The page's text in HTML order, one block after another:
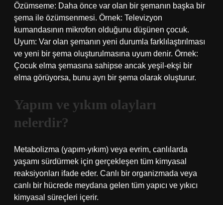
Özümseme: Daha önce var olan bir şemanın başka bir
şema ile özümsenmesi. Örnek: Televizyon
kumandasının mikrofon olduğunu düşünen çocuk.
Uyum: Var olan şemanın yeni durumla farklılaştırılması
ve yeni bir şema oluşturulmasına uyum denir. Örnek:
Çocuk elma şemasına sahipse ancak yeşil-ekşi bir
elma görüyorsa, bunu ayrı bir şema olarak oluşturur.
Yapım ve yıkım olayları
nelerdir?
Metabolizma (yapım-yıkım) veya evrim, canlılarda
yaşamı sürdürmek için gerçekleşen tüm kimyasal
reaksiyonları ifade eder. Canlı bir organizmada veya
canlı bir hücrede meydana gelen tüm yapıcı ve yıkıcı
kimyasal süreçleri içerir.